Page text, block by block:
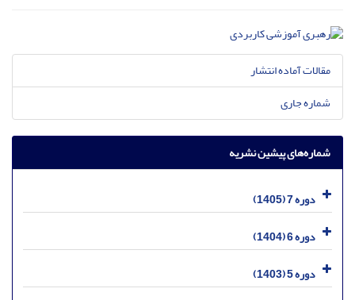
مقالات آماده انتشار
شماره جاری
شماره‌های پیشین نشریه
دوره 7 (1405)
دوره 6 (1404)
دوره 5 (1403)